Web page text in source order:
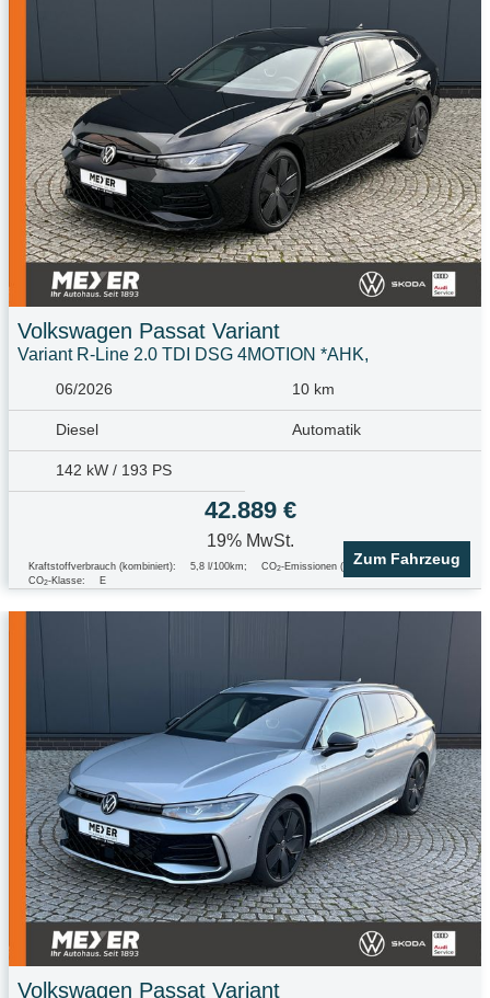
Volkswagen Passat Variant
Variant R-Line 2.0 TDI DSG 4MOTION *AHK,
06/2026 10 km
Diesel Automatik
142 kW / 193 PS
42.889 €
19% MwSt.
Kraftstoffverbrauch (kombiniert): 5,8 l/100km; CO2-Emissionen (kombiniert): 153.0 g/km
CO2-Klasse: E
Zum Fahrzeug
Volkswagen Passat Variant